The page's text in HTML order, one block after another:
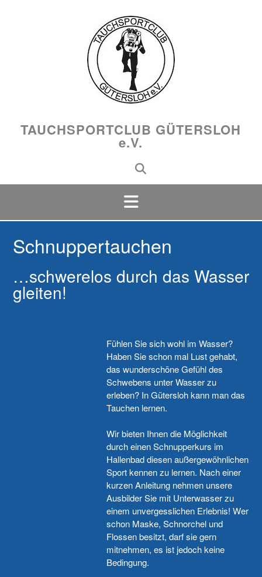
TAUCHSPORTCLUB GÜTERSLOH
e.V.
Schnuppertauchen
…schwerelos durch das Wasser
gleiten!
Fühlen Sie sich wohl im Wasser?
Haben Sie schon mal Lust gehabt,
das wunderschöne Gefühl des
Schwebens unter Wasser zu
erleben? In Gütersloh kann man das
Tauchen lernen.
Wir bieten Ihnen die Möglichkeit
durch einen Schnupperkurs im
Hallenbad diesen außergewöhnlichen
Sport kennen zu lernen. Nach einer
kurzen Anleitung nehmen unsere
Ausbilder Sie mit Unterwasser zu
einem unvergesslichen Erlebnis! Wer
schon Maske, Schnorchel und
Flossen besitzt, darf sie gern
mitnehmen, es ist jedoch keine
Bedingung.